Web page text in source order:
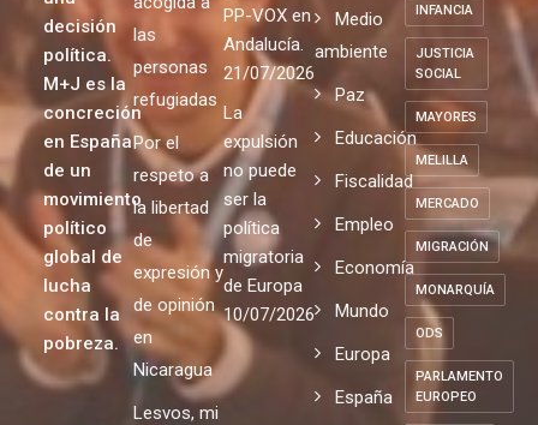
decisión
política.
M+J es la
concreción
en España
de un
movimiento
político
global de
lucha
contra la
pobreza.
las
personas
refugiadas
Por el
respeto a
la libertad
de
expresión y
de opinión
en
Nicaragua
Lesvos, mi
PP-VOX en
Andalucía.
21/07/2026
La
expulsión
no puede
ser la
política
migratoria
de Europa
10/07/2026
Medio
ambiente
Paz
Educación
Fiscalidad
Empleo
Economía
Mundo
Europa
España
INFANCIA
JUSTICIA
SOCIAL
MAYORES
MELILLA
MERCADO
MIGRACIÓN
MONARQUÍA
ODS
PARLAMENTO
EUROPEO